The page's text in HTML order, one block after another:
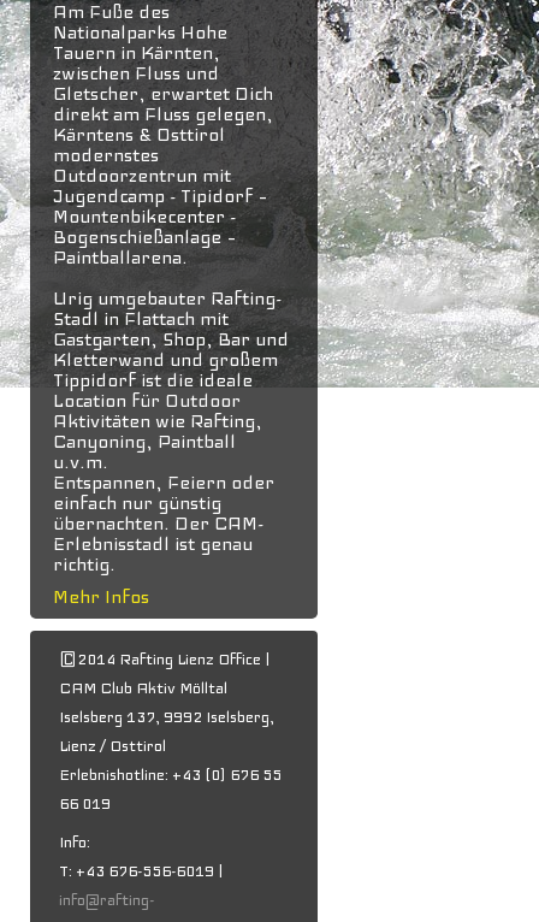
Am Fuße des
Nationalparks Hohe
Tauern in Kärnten,
zwischen Fluss und
Gletscher, erwartet Dich
direkt am Fluss gelegen,
Kärntens & Osttirol
modernstes
Outdoorzentrun mit
Jugendcamp - Tipidorf –
Mountenbikecenter -
Bogenschießanlage –
Paintballarena.
Urig umgebauter Rafting-
Stadl in Flattach mit
Gastgarten, Shop, Bar und
Kletterwand und großem
Tippidorf ist die ideale
Location für Outdoor
Aktivitäten wie Rafting,
Canyoning, Paintball
u.v.m.
Entspannen, Feiern oder
einfach nur günstig
übernachten. Der CAM-
Erlebnisstadl ist genau
richtig.
Mehr Infos
©2014 Rafting Lienz Office |
CAM Club Aktiv Mölltal
Iselsberg 137, 9992 Iselsberg,
Lienz / Osttirol
Erlebnishotline: +43 (0) 676 55
66 019
Info:
T: +43 676-556-6019 |
info@rafting-